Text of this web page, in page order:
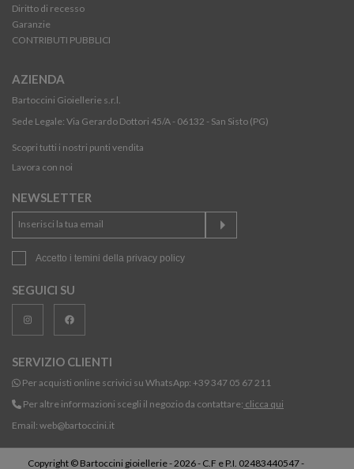
Diritto di recesso
Garanzie
CONTRIBUTI PUBBLICI
AZIENDA
Bartoccini Gioiellerie s.r.l.
Sede Legale: Via Gerardo Dottori 45/A - 06132 - San Sisto (PG)
Scopri tutti i nostri punti vendita
Lavora con noi
NEWSLETTER
Accetto i temini della privacy policy
SEGUICI SU
SERVIZIO CLIENTI
Per acquisti online scrivici su WhatsApp: +39 347 05 67 211
Per altre informazioni scegli il negozio da contattare: clicca qui
Email: web@bartoccini.it
Copyright © Bartoccini gioiellerie - 2026 - C.F e P.I. 02483440547 -